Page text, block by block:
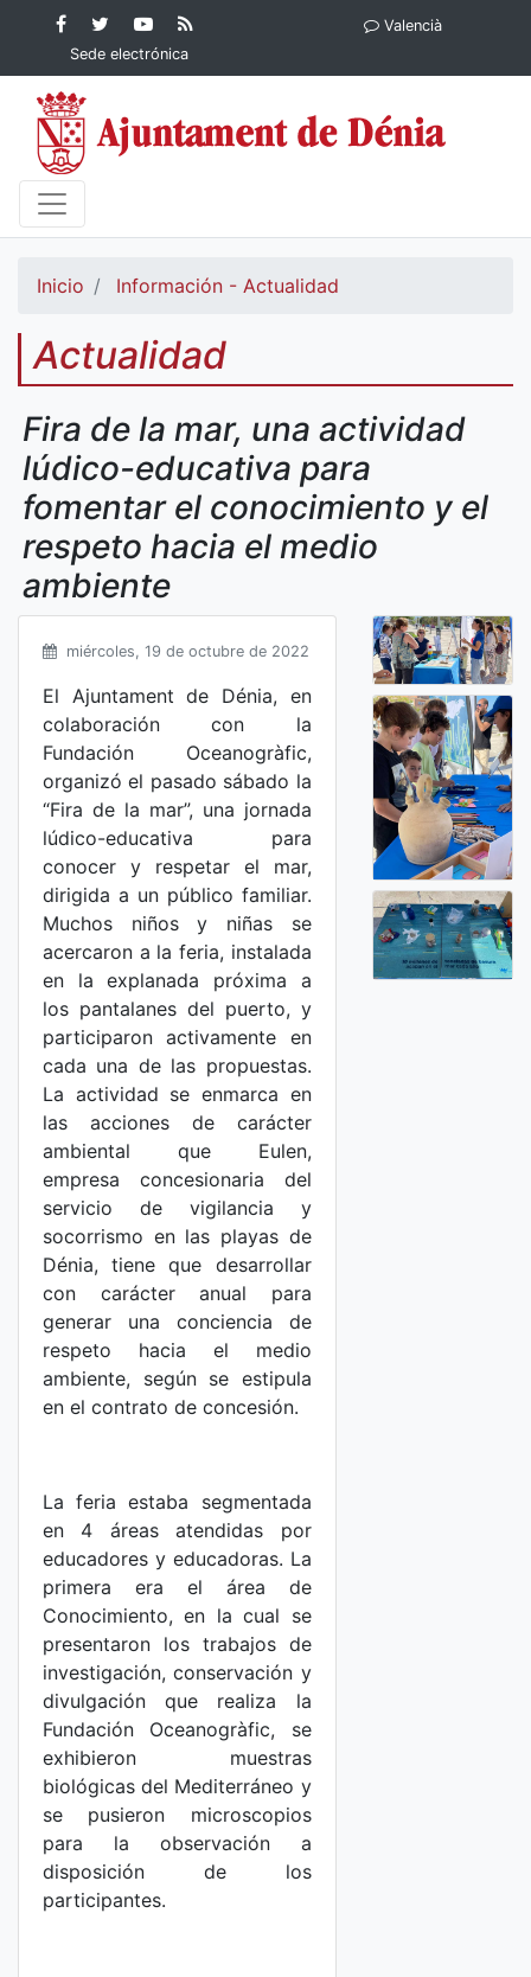
Contenido principalFacebook
Ayuntamiento de
Dénia
Ayuntamiento
de Dénia
YouTube
Ayuntamiento
de Dénia
Ayuntamiento
Sede electrónica
Valencià
Inicio Información - Actualidad
Actualidad
Fira de la mar, una actividad
lúdico-educativa para
fomentar el conocimiento y el
respeto hacia el medio
ambiente
miércoles, 19 de octubre de 2022
El Ajuntament de Dénia, en
colaboración con la
Fundación Oceanogràfic,
organizó el pasado sábado la
“Fira de la mar”, una jornada
lúdico-educativa para
conocer y respetar el mar,
dirigida a un público familiar.
Muchos niños y niñas se
acercaron a la feria, instalada
en la explanada próxima a
los pantalanes del puerto, y
participaron activamente en
cada una de las propuestas.
La actividad se enmarca en
las acciones de carácter
ambiental que Eulen,
empresa concesionaria del
servicio de vigilancia y
socorrismo en las playas de
Dénia, tiene que desarrollar
con carácter anual para
generar una conciencia de
respeto hacia el medio
ambiente, según se estipula
en el contrato de concesión.
La feria estaba segmentada
en 4 áreas atendidas por
educadores y educadoras. La
primera era el área de
Conocimiento, en la cual se
presentaron los trabajos de
investigación, conservación y
divulgación que realiza la
Fundación Oceanogràfic, se
exhibieron muestras
biológicas del Mediterráneo y
se pusieron microscopios
para la observación a
disposición de los
participantes.